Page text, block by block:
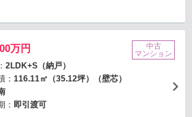
万円
2LDK+S（納戸）
： 116.11㎡（35.12坪）（壁芯）
： 即引渡可
中古
マンション